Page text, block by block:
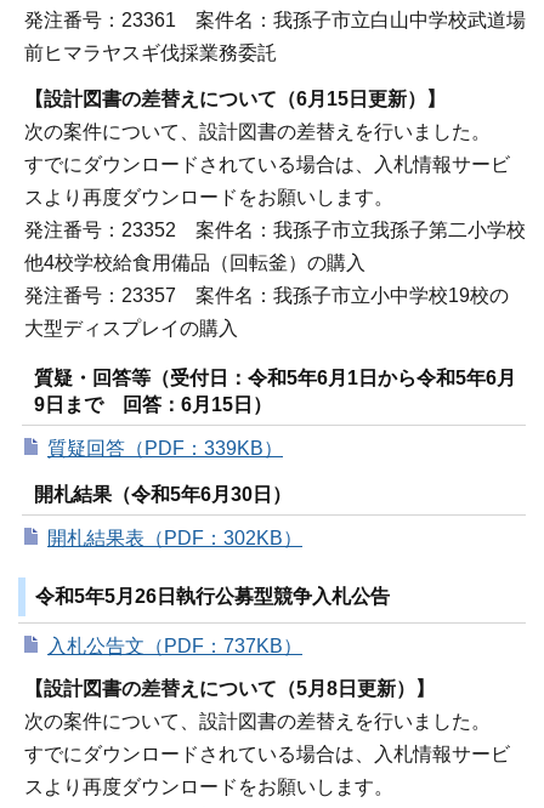
発注番号：23361 案件名：我孫子市立白山中学校武道場
前ヒマラヤスギ伐採業務委託
【設計図書の差替えについて（6月15日更新）】
次の案件について、設計図書の差替えを行いました。
すでにダウンロードされている場合は、入札情報サービ
スより再度ダウンロードをお願いします。
発注番号：23352 案件名：我孫子市立我孫子第二小学校
他4校学校給食用備品（回転釜）の購入
発注番号：23357 案件名：我孫子市立小中学校19校の
大型ディスプレイの購入
質疑・回答等（受付日：令和5年6月1日から令和5年6月
9日まで 回答：6月15日）
質疑回答（PDF：339KB）
開札結果（令和5年6月30日）
開札結果表（PDF：302KB）
令和5年5月26日執行公募型競争入札公告
入札公告文（PDF：737KB）
【設計図書の差替えについて（5月8日更新）】
次の案件について、設計図書の差替えを行いました。
すでにダウンロードされている場合は、入札情報サービ
スより再度ダウンロードをお願いします。